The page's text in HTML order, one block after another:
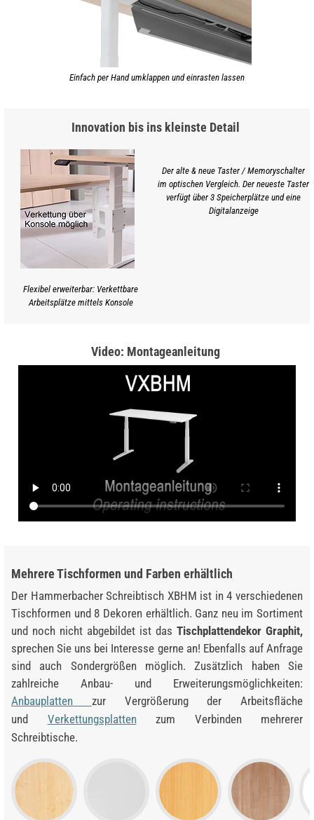
Einfach per Hand umklappen und einrasten lassen
Innovation bis ins kleinste Detail
Flexibel erweiterbar: Verkettbare
Arbeitsplätze mittels Konsole
Der alte & neue Taster / Memoryschalter
im optischen Vergleich. Der neueste Taster
verfügt über 3 Speicherplätze und eine
Digitalanzeige
Video: Montageanleitung
Mehrere Tischformen und Farben erhältlich
Der Hammerbacher Schreibtisch XBHM ist in 4 verschiedenen
Tischformen und 8 Dekoren erhältlich. Ganz neu im Sortiment
und noch nicht abgebildet ist das Tischplattendekor Graphit,
sprechen Sie uns bei Interesse gerne an! Ebenfalls auf Anfrage
sind auch Sondergrößen möglich. Zusätzlich haben Sie
zahlreiche Anbau- und Erweiterungsmöglichkeiten:
Anbauplatten zur Vergrößerung der Arbeitsfläche
und Verkettungsplatten
zum Verbinden mehrerer
Schreibtische.